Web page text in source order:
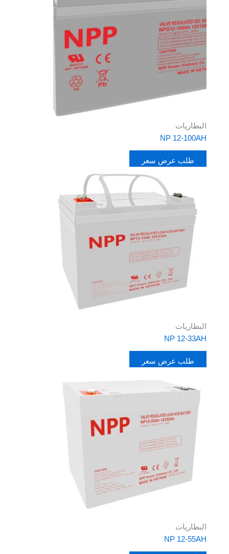
البطاريات
NP 12-100AH
طلب عرض سعر
البطاريات
NP 12-33AH
طلب عرض سعر
البطاريات
NP 12-55AH